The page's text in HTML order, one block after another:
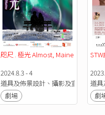
咫尺 . 極光 Almost, Maine
2024.8.3 - 4
道具及佈景設計、攝影及宣傳
劇場
道具
劇